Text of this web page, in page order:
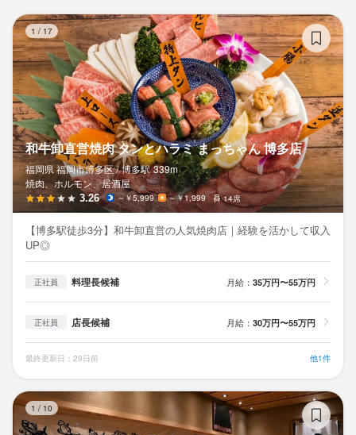
1 / 17
和牛卸直営焼肉 タンとハラミ まっちゃん 博多店
福岡県 福岡市博多区 / 博多駅 339m
焼肉、ホルモン、居酒屋
3.26 ～￥5,999 ～￥1,999 14席
【博多駅徒歩3分】和牛卸直営の人気焼肉店｜経験を活かして収入
UP◎
正社員 料理長候補 月給： 35万円〜55万円
正社員 店長候補 月給： 30万円〜55万円
最終更新日：29日前 他1件
1 / 10